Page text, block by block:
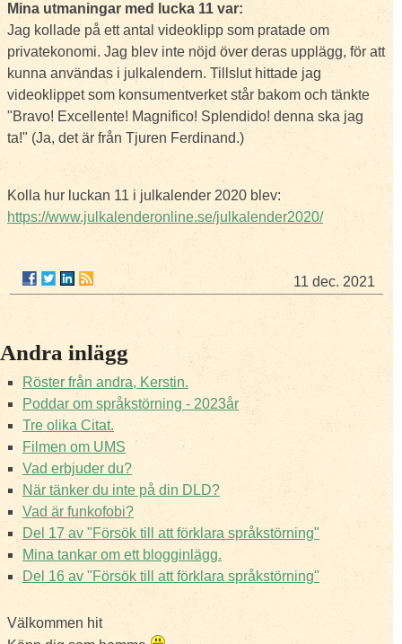
Mina utmaningar med lucka 11 var:
Jag kollade på ett antal videoklipp som pratade om
privatekonomi. Jag blev inte nöjd över deras upplägg, för att
kunna användas i julkalendern. Tillslut hittade jag
videoklippet som konsumentverket står bakom och tänkte
"Bravo! Excellente! Magnifico! Splendido! denna ska jag
ta!" (Ja, det är från Tjuren Ferdinand.)
Kolla hur luckan 11 i julkalender 2020 blev:
https://www.julkalenderonline.se/julkalender2020/
11 dec. 2021
Andra inlägg
Röster från andra, Kerstin.
Poddar om språkstörning - 2023år
Tre olika Citat.
Filmen om UMS
Vad erbjuder du?
När tänker du inte på din DLD?
Vad är funkofobi?
Del 17 av "Försök till att förklara språkstörning"
Mina tankar om ett blogginlägg.
Del 16 av "Försök till att förklara språkstörning"
Välkommen hit